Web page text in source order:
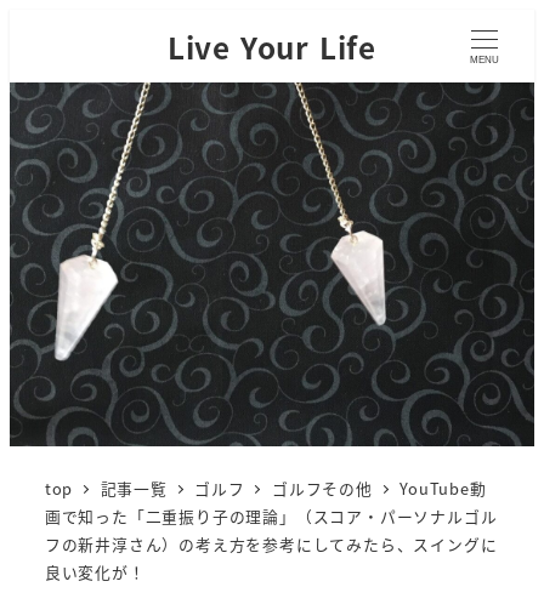
Live Your Life MENU
top 記事一覧 ゴルフ ゴルフその他
YouTube動
画で知った「二重振り子の理論」（スコア・パーソナルゴル
フの新井淳さん）の考え方を参考にしてみたら、スイングに
良い変化が！